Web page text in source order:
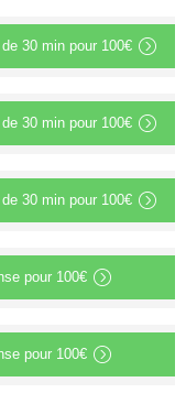
30 min pour 100€
30 min pour 100€
30 min pour 100€
pour 100€
pour 100€